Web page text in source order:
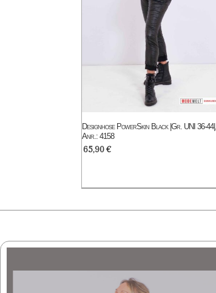
Designhose PowerSkin Black |Gr. UNI 36-44|,
Anr.: 4158
65,90€